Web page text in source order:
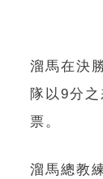
溜馬在決
隊以9分
票。
溜馬總教